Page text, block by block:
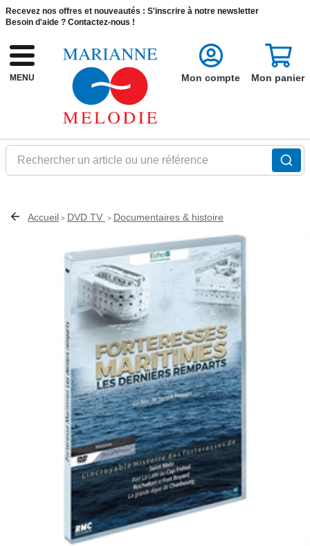
Recevez nos offres et nouveautés : S'inscrire à notre newsletter
Besoin d'aide ? Contactez-nous !
MENU
Rechercher un article ou une référence
Mon compte Mon panier
Accueil > DVD TV > Documentaires & histoire